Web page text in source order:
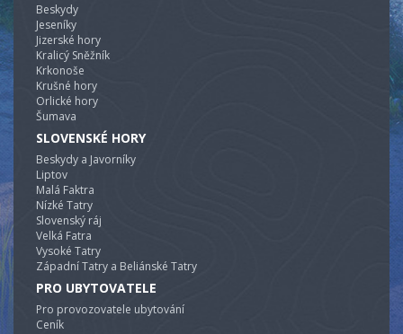
Beskydy
Jeseníky
Jizerské hory
Kralicý Sněžník
Krkonoše
Krušné hory
Orlické hory
Šumava
SLOVENSKÉ HORY
Beskydy a Javorníky
Liptov
Malá Faktra
Nízké Tatry
Slovenský ráj
Velká Fatra
Vysoké Tatry
Západní Tatry a Beliánské Tatry
PRO UBYTOVATELE
Pro provozovatele ubytování
Ceník